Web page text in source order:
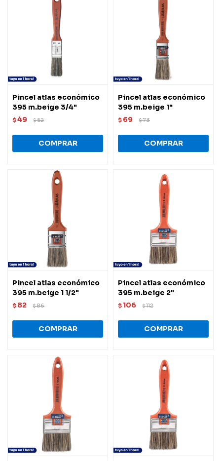
Pincel atlas económico
395 m.beige 3/4"
$49 $52
Pincel atlas económico
395 m.beige 1"
$ 69 $73
Pincel atlas económico
395 m.beige 1 1/2"
$ 82 $86
Pincel atlas económico
395 m.beige 2"
$ 106 $112